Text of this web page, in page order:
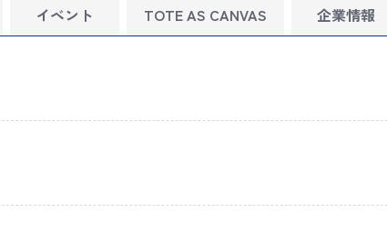
イベント TOTE AS CANVAS 企業情報